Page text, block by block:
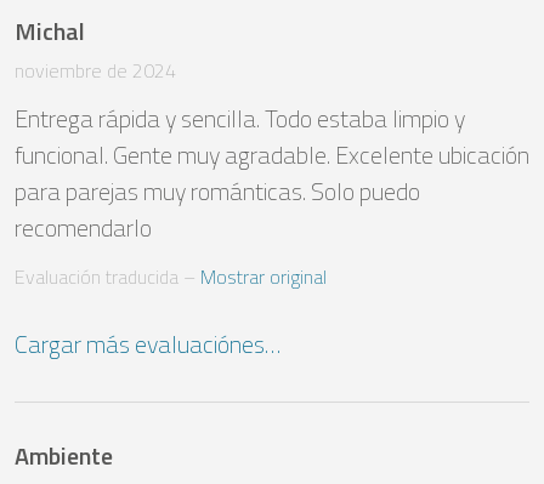
Michal
noviembre de 2024
Entrega rápida y sencilla. Todo estaba limpio y
funcional. Gente muy agradable. Excelente ubicación
para parejas muy románticas. Solo puedo
recomendarlo
Evaluación traducida – Mostrar original
Cargar más evaluaciónes…
Ambiente